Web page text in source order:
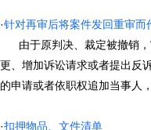
·针对再审后将案件发回重审而
由于原判决、裁定被撤销，
更、增加诉讼请求或者提出反
的申请或者依职权追加当事人
·扣押物品、文件清单